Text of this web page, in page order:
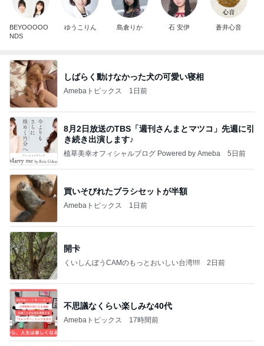
BEYOOOOO
NDS
ゆうこりん 島倉りか 石 安伊 蒼井心音
しばらく動けなかった犬の可愛い寝相
Amebaトピックス 1日前
8月2日放送のTBS「週刊さんまとマツコ」先週に引
き続き出演します♪
植草美幸オフィシャルブログ Powered by Ameba 5日前
買いそびれたブラシセットが半額
Amebaトピックス 1日前
開卡
くいしんぼうCAMのもっとおいしい台湾!!!! 2日前
不思議なくらい楽しみな40代
Amebaトピックス 17時間前